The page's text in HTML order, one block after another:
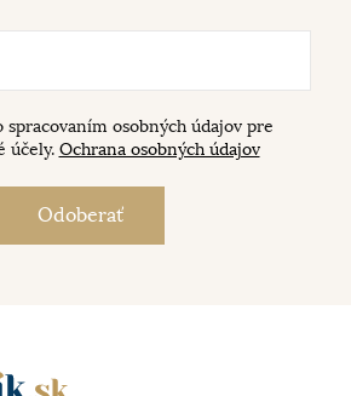
spracovaním osobných údajov pre
účely. Ochrana osobných údajov